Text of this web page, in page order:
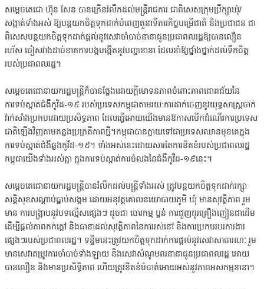
សម្តេចតេជោ ហ៊ុន សែន បានក្រើនរំលឹកដល់មន្ត្រីរាជការ ជាពិសេសក្រុមប្រឹក្សាឃុំ/
សង្កាត់ទាំងអស់ ឱ្យបន្តយកចិត្តទុកដាក់បំពេញតួនាទីភារកិច្ចបម្រើជាតិ និងប្រជាជន ជា
ពិសេសបន្តយកចិត្តទុកដាក់ផ្តល់នូវសេវាចាំបាច់នានាជូនប្រជាពលរដ្ឋឱ្យបានលឿន
រហ័ស ចៀសវាងដាច់ខាតការបង្កបង្កើតនូវបញ្ហានានា ដែលនាំឱ្យថ្នាំងថ្នាក់ដល់ទឹកចិត្ត
របស់ប្រជាពលរដ្ឋ។
សម្តេចតេជោនាយករដ្ឋមន្ត្រីក៏បានថ្លែងដោយក្តីមោទនភាពចំពោះភាពជោគជ័យនៃ
ការទប់ស្កាត់ជំងឺកូវិដ-១៩ របស់ប្រទេសកម្ពុជាតាមរយ:ការដាក់ចេញនូវយុទ្ធសាស្ត្រចាក់
វ៉ាក់សាំងប្រកបដោយប្រសិទ្ធភាព ដែលធ្វើអោយយើងមានឱកាសបើកដំណើរការប្រទេស
ជាតិឡើងវិញតាមគន្លងប្រក្រតីភាពថ្មី។កម្ពុជាបានក្លាយទៅជាប្រទេសឈានមុខគេក្នុង
ការទប់ស្អាត់ជំងឺឆ្លងកូវីដ-១៩។ ទាំងអស់នេះដោយសារតែការខិតខំរបស់ប្រជាពលរដ្ឋ
កម្ពុជាយើងទាំងអស់គ្នា ក្នុងការទប់ស្កាត់ការចំលងនៃជំងឺកូវីដ-១៩នេះ។
សម្តេចតេជោនាយករដ្ឋមន្ត្រីបានរំលឹកដល់មន្រ្តីទាំងអស់ ត្រូវបន្តយកចិត្តទុកដាក់រក្សា
សន្តិសុខសណ្ដាប់ធ្នាប់សង្គម ដោយអនុវត្តគោលនយោបាយភូមិ ឃុំ មានសុវត្ថិភាព រួម
មាន ការបង្ក្រាបនូវបទល្មើសផ្សេងៗ ដូចជា ចោរកម្ម ប្លន់ ការជួញដូរគ្រឿងញៀនជាដើម
ដើម្បីផ្តល់ភាពកក់ក្តៅ និងធានាដល់សុវត្ថិភាពនៃការរស់នៅ និងការប្រកបរបរការងារ
ផ្សេងៗរបស់ប្រជាពលរដ្ឋ។ ទន្ទឹមនេះត្រូវយកចិត្តទុកដាក់ការផ្តល់នូវសេវាសាធារណៈ រួម
មានសេវាតម្រូវការចាំបាច់ទាំងឡាយ និងសេវាសំណូមពរនានាជូនប្រជាពលរដ្ឋ អោយ
បានលឿន និងមានប្រសិទ្ធិភាព ហើយត្រូវខិតខំបំបាត់អោយអស់នូវភាពអសកម្មនានា។